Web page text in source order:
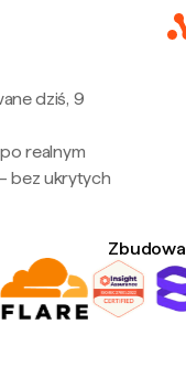
dziś, 9
realnym
bez ukrytych